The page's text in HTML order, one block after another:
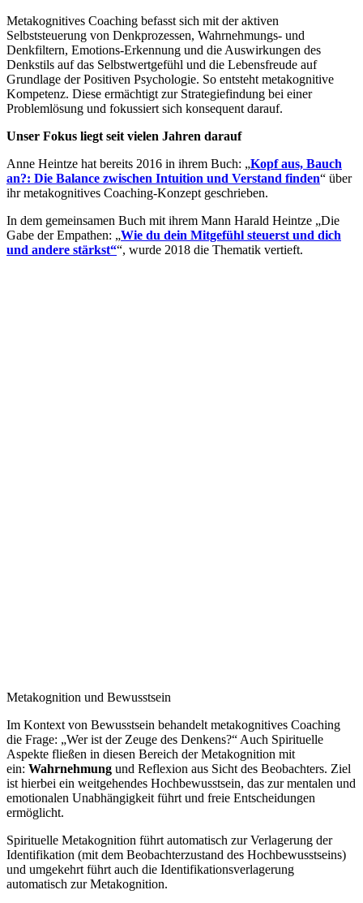
Metakognitives Coaching befasst sich mit der aktiven
Selbststeuerung von Denkprozessen, Wahrnehmungs- und
Denkfiltern, Emotions-Erkennung und die Auswirkungen des
Denkstils auf das Selbstwertgefühl und die Lebensfreude auf
Grundlage der Positiven Psychologie. So entsteht metakognitive
Kompetenz. Diese ermächtigt zur Strategiefindung bei einer
Problemlösung und fokussiert sich konsequent darauf.
Unser Fokus liegt seit vielen Jahren darauf
Anne Heintze hat bereits 2016 in ihrem Buch: „Kopf aus, Bauch
an?: Die Balance zwischen Intuition und Verstand finden“ über
ihr metakognitives Coaching-Konzept geschrieben.
In dem gemeinsamen Buch mit ihrem Mann Harald Heintze „Die
Gabe der Empathen: „Wie du dein Mitgefühl steuerst und dich
und andere stärkst““, wurde 2018 die Thematik vertieft.
Metakognition und Bewusstsein
Im Kontext von Bewusstsein behandelt metakognitives Coaching
die Frage: „Wer ist der Zeuge des Denkens?“ Auch Spirituelle
Aspekte fließen in diesen Bereich der Metakognition mit
ein: Wahrnehmung und Reflexion aus Sicht des Beobachters. Ziel
ist hierbei ein weitgehendes Hochbewusstsein, das zur mentalen und
emotionalen Unabhängigkeit führt und freie Entscheidungen
ermöglicht.
Spirituelle Metakognition führt automatisch zur Verlagerung der
Identifikation (mit dem Beobachterzustand des Hochbewusstseins)
und umgekehrt führt auch die Identifikationsverlagerung
automatisch zur Metakognition.